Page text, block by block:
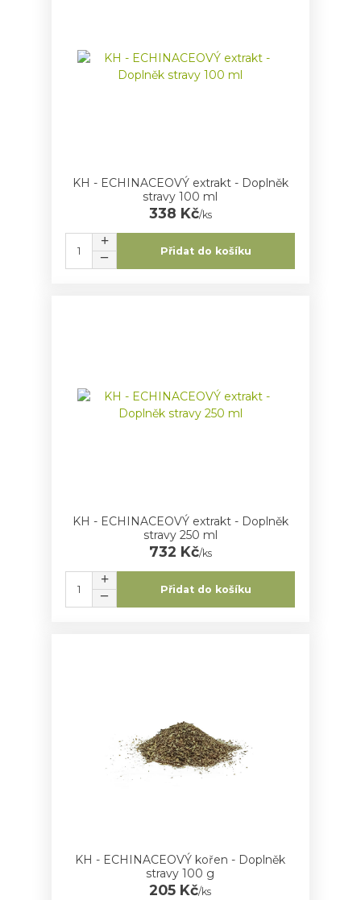
KH - ECHINACEOVÝ extrakt - Doplněk
stravy 100 ml
338 Kč/ks
Přidat do košíku
KH - ECHINACEOVÝ extrakt - Doplněk
stravy 250 ml
732 Kč/ks
Přidat do košíku
KH - ECHINACEOVÝ kořen - Doplněk
stravy 100 g
205 Kč/ks